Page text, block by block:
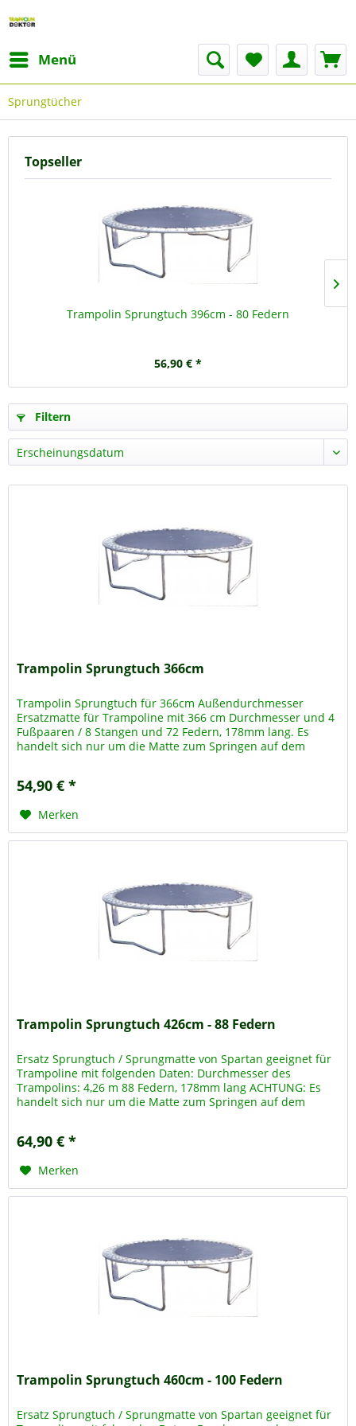
Menü
Sprungtücher
Topseller
Trampolin Sprungtuch 396cm - 80 Federn
56,90 € *
Filtern
Trampolin Sprungtuch 366cm
Trampolin Sprungtuch für 366cm Außendurchmesser
Ersatzmatte für Trampoline mit 366 cm Durchmesser und 4
Fußpaaren / 8 Stangen und 72 Federn, 178mm lang. Es
handelt sich nur um die Matte zum Springen auf dem
54,90 € *
Merken
Trampolin Sprungtuch 426cm - 88 Federn
Ersatz Sprungtuch / Sprungmatte von Spartan geeignet für
Trampoline mit folgenden Daten: Durchmesser des
Trampolins: 4,26 m 88 Federn, 178mm lang ACHTUNG: Es
handelt sich nur um die Matte zum Springen auf dem
64,90 € *
Merken
Trampolin Sprungtuch 460cm - 100 Federn
Ersatz Sprungtuch / Sprungmatte von Spartan geeignet für